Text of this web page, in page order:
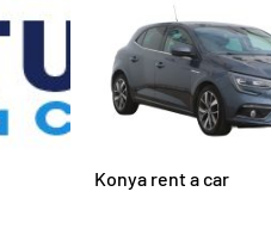
Konya rent a car